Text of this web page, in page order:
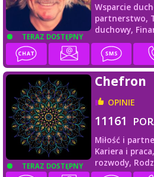
TERAZ DOSTĘPNY
Wsparcie
partnerstwo,
duchowy,
TERAZ DOSTĘPNY
Chefron
OPINIE
11161
Miłość i
Kariera i praca,
rozwody,